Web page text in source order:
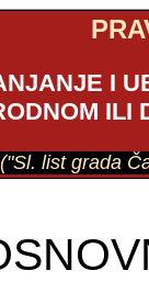
I
ILI
("Sl. list grada